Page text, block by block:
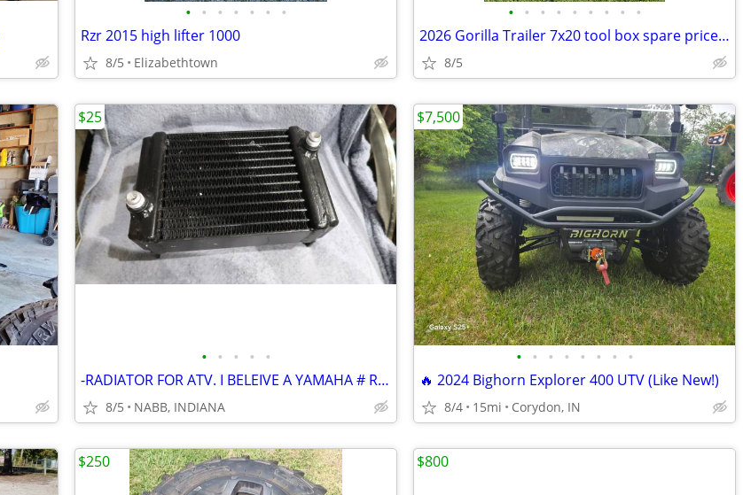
• • • • • • •
Rzr 2015 high lifter 1000
8/5 Elizabethtown
• • • • • • • • •
2026 Gorilla Trailer 7x20 tool box spare price is set no trades
8/5
• • • • •
-RADIATOR FOR ATV. I BELEIVE A YAMAHA # RS-5294
8/5 NABB, INDIANA
$25
• • • • • • • •
🔥 2024 Bighorn Explorer 400 UTV (Like New!)
8/4 15mi Corydon, IN
$7,500
$250 $800